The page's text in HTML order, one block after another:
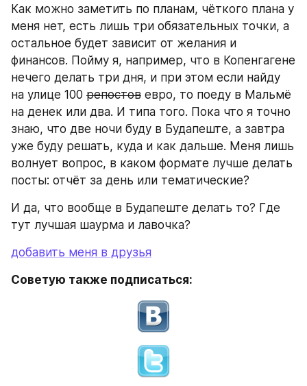
Как можно заметить по планам, чёткого плана у
меня нет, есть лишь три обязательных точки, а
остальное будет зависит от желания и
финансов. Пойму я, например, что в Копенгагене
нечего делать три дня, и при этом если найду
на улице 100 репостов евро, то поеду в Мальмё
на денек или два. И типа того. Пока что я точно
знаю, что две ночи буду в Будапеште, а завтра
уже буду решать, куда и как дальше. Меня лишь
волнует вопрос, в каком формате лучше делать
посты: отчёт за день или тематические?
И да, что вообще в Будапеште делать то? Где
тут лучшая шаурма и лавочка?
добавить меня в друзья
Советую также подписаться: